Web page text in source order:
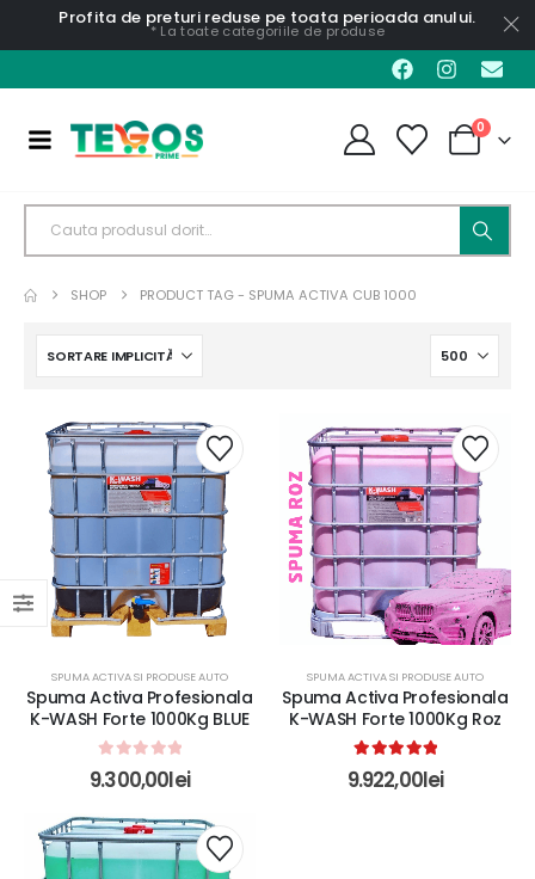
Profita de preturi reduse pe toata perioada anului.
* La toate categoriile de produse
0
SHOP PRODUCT TAG - SPUMA ACTIVA CUB 1000
SPUMA ACTIVA SI PRODUSE AUTO
Spuma Activa Profesionala
K-WASH Forte 1000Kg BLUE
0out of 5
9.300,00lei
SPUMA ACTIVA SI PRODUSE AUTO
Spuma Activa Profesionala
K-WASH Forte 1000Kg Roz
5.00out of 5
9.922,00lei